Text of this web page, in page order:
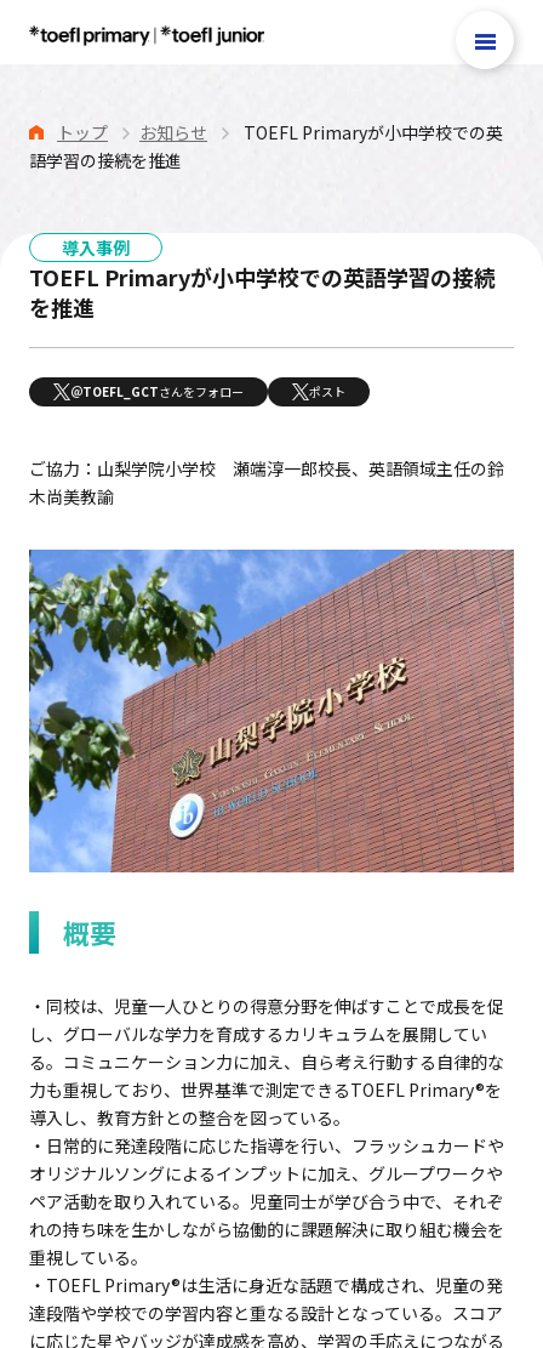
TOEFL Primary®
テスト案内
Reading＆Listening
Step 1・Step 2
TOEFL Junior®
Reading＆Listening
Standard
TOEFL Junior®Speaking
TOEFL Junior®Writing
学校・団体で受験される方
テスト日程
お申し込み
学校・団体ご担当者様へ
お問い合わせ よくあるご質問
お知らせ
メールマガジン
トップ お知らせ
TOEFL Primaryが小中学校での英
語学習の接続を推進
導入事例
TOEFL Primaryが小中学校での英語学習の接続
を推進
＠TOEFL_GCTさんをフォロー ポスト
ご協力：山梨学院小学校 瀬端淳一郎校長、英語領域主任の鈴
木尚美教諭
概要
・同校は、児童一人ひとりの得意分野を伸ばすことで成長を促
し、グローバルな学力を育成するカリキュラムを展開してい
る。コミュニケーション力に加え、自ら考え行動する自律的な
力も重視しており、世界基準で測定できるTOEFL Primary®を
導入し、教育方針との整合を図っている。
・日常的に発達段階に応じた指導を行い、フラッシュカードや
オリジナルソングによるインプットに加え、グループワークや
ペア活動を取り入れている。児童同士が学び合う中で、それぞ
れの持ち味を生かしながら協働的に課題解決に取り組む機会を
重視している。
・TOEFL Primary®は生活に身近な話題で構成され、児童の発
達段階や学校での学習内容と重なる設計となっている。スコア
に応じた星やバッジが達成感を高め、学習の手応えにつながる